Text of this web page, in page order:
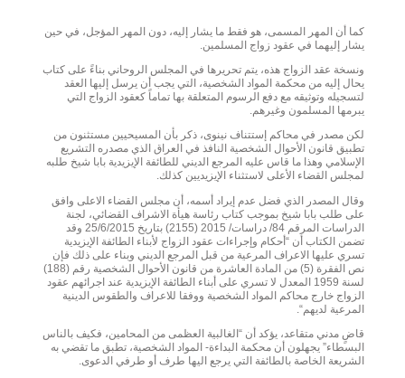
كما أن المهر المسمى، هو فقط ما يشار إليه، دون المهر المؤجل، في حين
يشار إليهما في عقود زواج المسلمين.
ونسخة عقد الزواج هذه، يتم تحريرها في المجلس الروحاني بناءً على كتاب
يحال إليه من محكمة المواد الشخصية، التي يجب أن يرسل إليها العقد
لتسجيله وتوثيقه مع دفع الرسوم المتعلقة بها تماماً كعقود الزواج التي
يبرمها المسلمون وغيرهم.
لكن مصدر في محاكم إستتناف نينوى، ذكر بأن المسيحيين مستثنون من
تطبيق قانون الأحوال الشخصية النافذ في العراق الذي مصدره التشريع
الإسلامي وهذا ما قاس عليه المرجع الديني للطائفة الإيزيدية بابا شيخ طلبه
لمجلس القضاء الأعلى لاستثناء الإيزيديين كذلك.
وقال المصدر الذي فضل عدم إيراد أسمه، أن مجلس القضاء الاعلى وافق
على طلب بابا شيخ بموجب كتاب رئاسة هيأة الاشراف القضائي، لجنة
الدراسات المرقم 84/ دراسات/ 2015 (2155) بتاريخ 25/6/2015 وقد
تضمن الكتاب أن “أحكام وإجراءات عقود الزواج لأبناء الطائفة الإيزيدية
تسري عليها الاعراف المرعية من قبل المرجع الديني وبناء على ذلك فإن
نص الفقرة (5) من المادة العاشرة من قانون الأحوال الشخصية رقم (188)
لسنة 1959 المعدل لا تسري على أبناء الطائفة الإيزيدية عند اجرائهم عقود
الزواج خارج محاكم المواد الشخصية ووفقا للاعراف والطقوس الدينية
المرعية لديهم“.
قاضٍ مدني متقاعد، يؤكد أن “الغالبية العظمى من المحامين، فكيف بالناس
البسطاء” يجهلون أن محكمة البداءة- المواد الشخصية، تطبق ما تقضي به
الشريعة الخاصة بالطائفة التي يرجع اليها طرف أو طرفي الدعوى.